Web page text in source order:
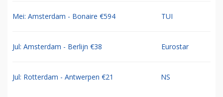
Mei: Amsterdam - Bonaire €594 TUI
Jul: Amsterdam - Berlijn €38 Eurostar
Jul: Rotterdam - Antwerpen €21 NS